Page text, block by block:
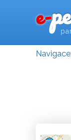
e-
Navigace: